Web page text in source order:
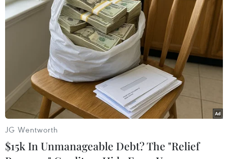
công khai, minh bạch của quá trình xét đạt tiêu
chuẩn giáo sư, phó giáo sư.
Những thông tin phản biện từ xã hội, cộng đồng
các nhà khoa học... là nguồn thông tin hữu ích
giúp Hội đồng giáo sư các cấp lựa chọn được
những ứng viên đủ điều kiện và xứng đáng đạt
tiêu chuẩn chức danh giáo sư, phó giáo sư năm
2020./.
(TTXVN/Vietnam+)
JG Wentworth
$15k In Unmanageable Debt? The "Relief